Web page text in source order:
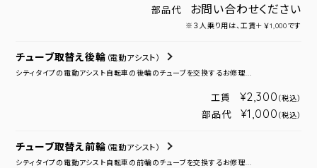
部品代 お問い合わせください
※３人乗り用は、工賃＋￥1,000です
チューブ取替え後輪 （電動アシスト）
シティタイプの電動アシスト自転車の後輪のチューブを交換するお修理...
工賃 ¥2,300 （税込）
部品代 ¥1,000 （税込）
チューブ取替え前輪 （電動アシスト）
シティタイプの電動アシスト自転車の前輪のチューブを交換するお修理...